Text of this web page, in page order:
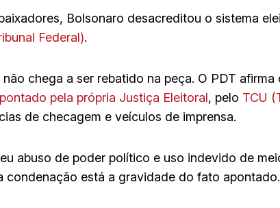
Bolsonaro desacreditou o sistema
Federal).
chega a ser rebatido na peça. O PDT
pela própria Justiça Eleitoral, pelo TCU
de checagem e veículos de imprensa.
abuso de poder político e uso indevido de
condenação está a gravidade do fato apontado.